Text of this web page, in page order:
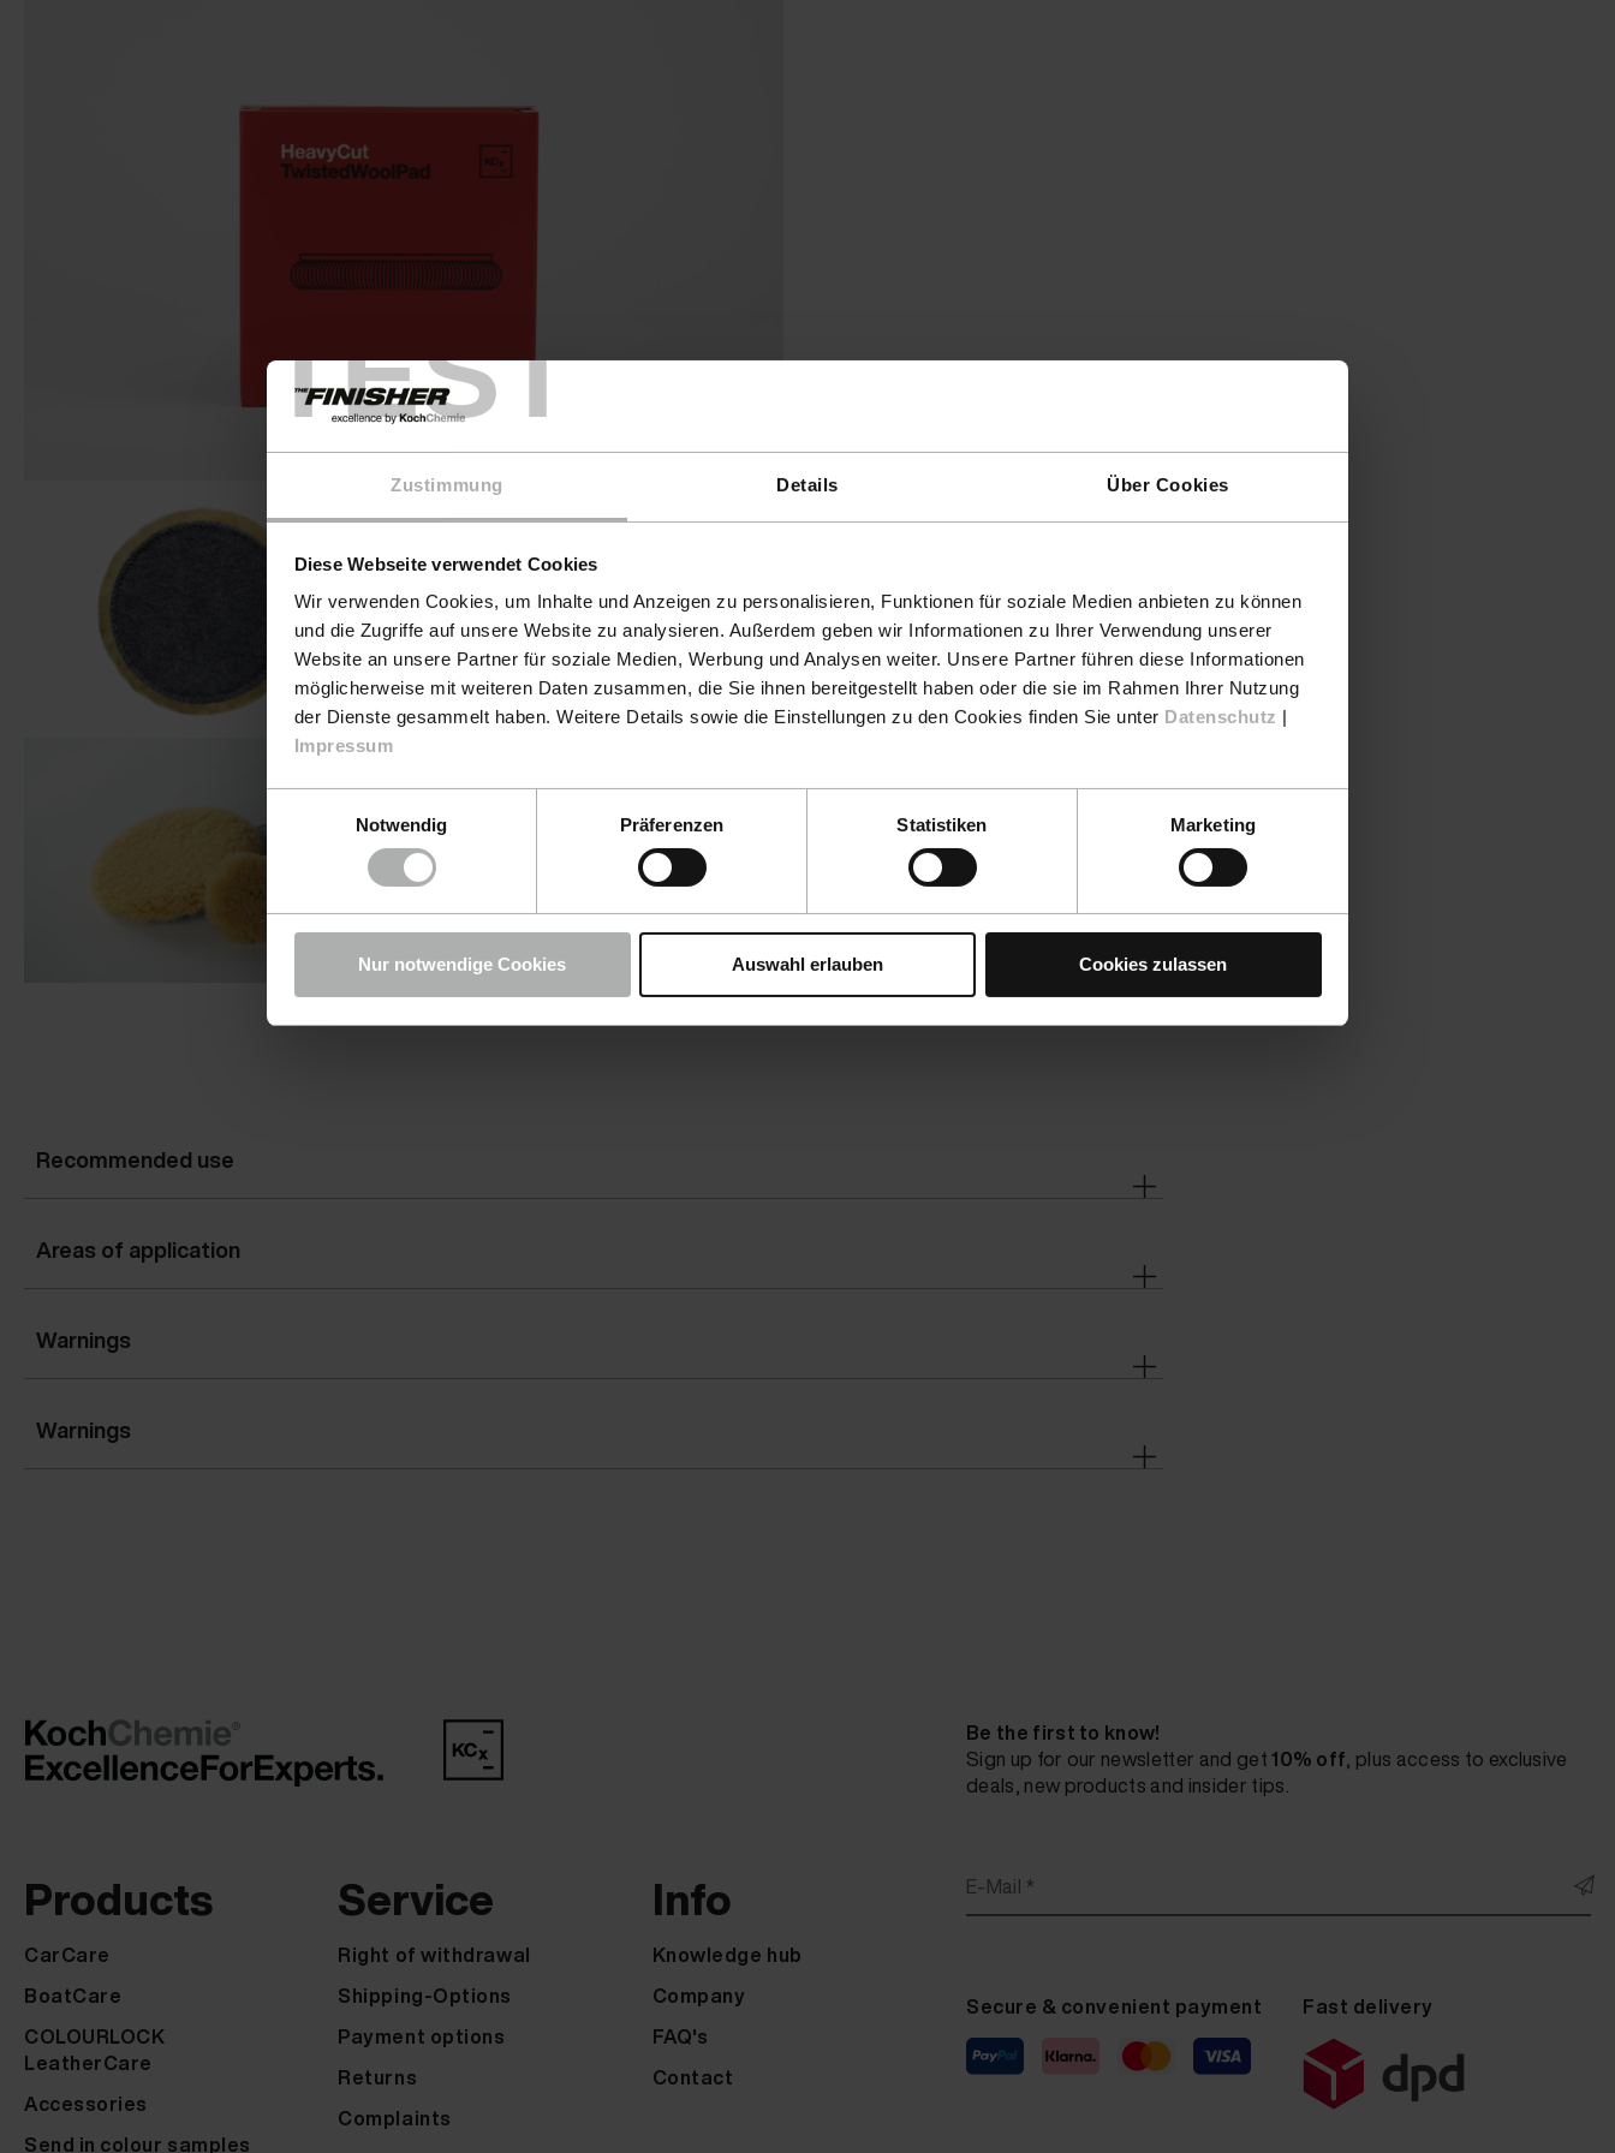
TEST
Zustimmung Details Über Cookies
Diese Webseite verwendet Cookies
Wir verwenden Cookies, um Inhalte und Anzeigen zu personalisieren, Funktionen für soziale Medien anbieten zu können
und die Zugriffe auf unsere Website zu analysieren. Außerdem geben wir Informationen zu Ihrer Verwendung unserer
Website an unsere Partner für soziale Medien, Werbung und Analysen weiter. Unsere Partner führen diese Informationen
möglicherweise mit weiteren Daten zusammen, die Sie ihnen bereitgestellt haben oder die sie im Rahmen Ihrer Nutzung
der Dienste gesammelt haben. Weitere Details sowie die Einstellungen zu den Cookies finden Sie unter Datenschutz |
Impressum
Notwendig
Präferenzen Statistiken Marketing
Nur notwendige Cookies Auswahl erlauben Cookies zulassen
Recommended use
Areas of application
Warnings
Warnings
Products
CarCare
BoatCare
COLOURLOCK
LeatherCare
Accessories
Send in colour samples
Service
Right of withdrawal
Shipping-Options
Payment options
Returns
Complaints
Info
Knowledge hub
Company
FAQ's
Contact
Be the first to know!
Sign up for our newsletter and get10% off, plus access to exclusive
deals, new products and insider tips.
E-Mail *
Secure & convenient payment Fast delivery